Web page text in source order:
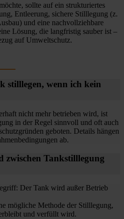
sollte auf ein strukturiertes
Entleerung, sichere Stilllegung (z.
und eine nachvollziehbare
Lösung, die langfristig sauber ist –
auf Umweltschutz.
stilllegen, wenn ich kein
nicht mehr betrieben wird, ist
in der Regel sinnvoll und oft auch
geboten. Details hängen
ab.
zwischen Tankstilllegung
Der Tank wird außer Betrieb
mögliche Methode der Stilllegung,
und verfüllt wird.